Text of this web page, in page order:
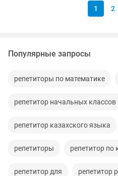
1 2
Популярные запросы
репетиторы по математике
репетитор начальных классов
репетитор казахского языка
репетиторы репетитор по
репетитор для репетитор